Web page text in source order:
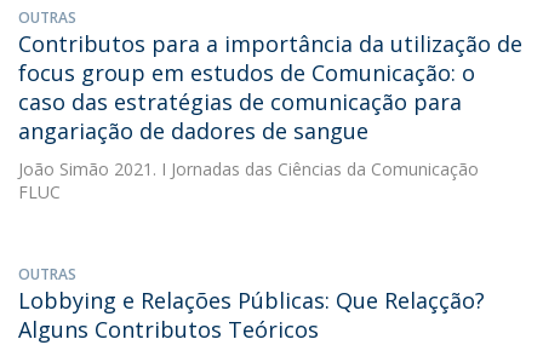
OUTRAS
Contributos para a importância da utilização de
focus group em estudos de Comunicação: o
caso das estratégias de comunicação para
angariação de dadores de sangue
João Simão 2021. I Jornadas das Ciências da Comunicação
FLUC
OUTRAS
Lobbying e Relações Públicas: Que Relaçção?
Alguns Contributos Teóricos